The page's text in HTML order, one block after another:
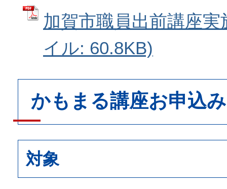
加賀市職員出前講座
イル: 60.8KB)
かもまる講座お申込
対象